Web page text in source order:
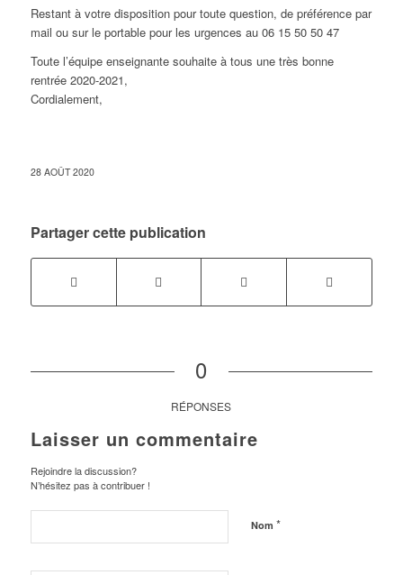
Restant à votre disposition pour toute question, de préférence par
mail ou sur le portable pour les urgences au 06 15 50 50 47
Toute l’équipe enseignante souhaite à tous une très bonne
rentrée 2020-2021,
Cordialement,
28 AOÛT 2020
Partager cette publication
0
RÉPONSES
Laisser un commentaire
Rejoindre la discussion?
N’hésitez pas à contribuer !
Nom *